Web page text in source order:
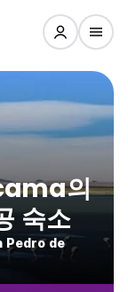
의
숙소
Pedro de